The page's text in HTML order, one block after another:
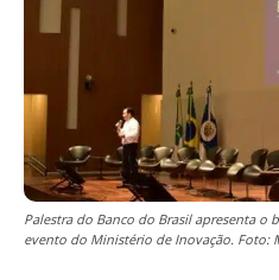
Palestra do Banco do Brasil apresenta o
evento do Ministério de Inovação. Foto: